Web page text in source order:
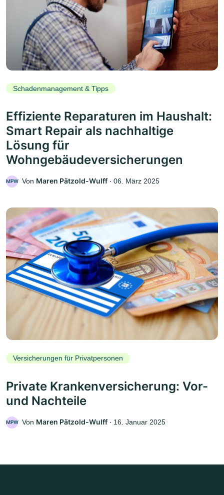
Schadenmanagement & Tipps
Effiziente Reparaturen im Haushalt:
Smart Repair als nachhaltige
Lösung für
Wohngebäudeversicherungen
MPW Von Maren Pätzold-Wulff ‧ 06. März 2025
Versicherungen für Privatpersonen
Private Krankenversicherung: Vor-
und Nachteile
MPW Von Maren Pätzold-Wulff ‧ 16. Januar 2025